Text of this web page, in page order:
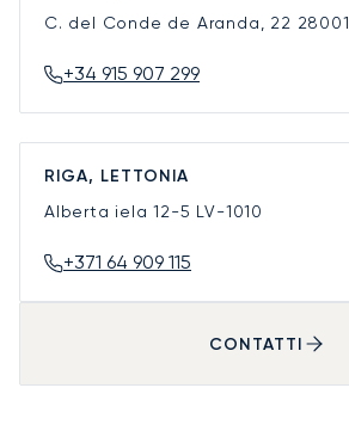
C. del Conde de Aranda, 22 28001
+34 915 907 299
RIGA, LETTONIA
Alberta iela 12-5 LV-1010
+371 64 909 115
CONTATTI